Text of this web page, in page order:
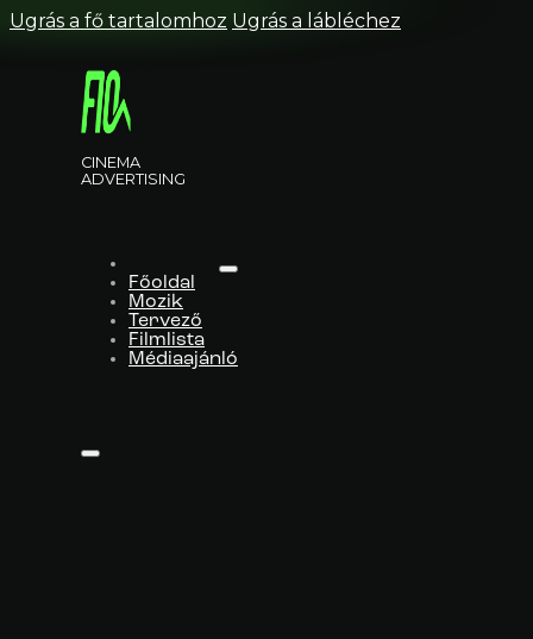
Ugrás a fő tartalomhoz Ugrás a lábléchez
CINEMA
ADVERTISING
Főoldal
Mozik
Tervező
Filmlista
Médiaajánló